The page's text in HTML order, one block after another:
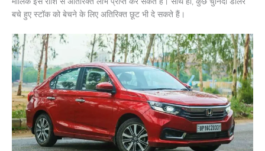
बचे हुए स्टॉक को बेचने के लिए अतिरिक्त छूट भी दे सकते हैं।